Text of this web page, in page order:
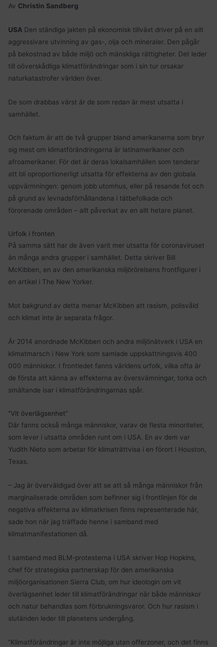
Av Christin Sandberg
USA Den ständiga jakten på ekonomisk tillväxt driver på en allt
aggressivare utvinning av gas-, olja och mineraler. Den pågår
på bekostnad av både miljö och mänskliga rättigheter. Det leder
till oöverskådliga klimatförändringar som i sin tur orsakar
naturkatastrofer världen över.
De som drabbas värst är de som redan är mest utsatta i
samhället.
Och faktum är att de två grupper bland amerikanerna som bryr
sig mest om klimatförändringarna är latinamerikaner och
afroamerikaner. För det är deras lokalsamhällen som tenderar
att bli oproportionerligt utsatta för effekterna av den globala
uppvärmningen: genom jobb utomhus, eller på resande fot och
på grund av levnadsförhållandena i tätbefolkade och
förorenade områden – allt påverkat av en allt hetare planet.
Urfolk i fronten
På samma sätt har de även varit mer utsatta för coronaviruset
än många andra grupper i samhället. Detta skriver Bill
McKibben, en av den amerikanska miljörörelsens frontfigurer i
en artikel i The New Yorker.
Mot bakgrund av detta menar McKibben att rasism, polisvåld
och klimat inte är separata frågor.
År 2014 anordnade McKibben och andra miljönätverk i USA en
klimatmarsch i New York som samlade uppskattningsvis 400
000 människor. I frontledet fanns världens urfolk, vilka ofta är
de första att känna av effekterna av översvämningar, torka och
smältande isar i klimatförändringarnas spår.
”Vit överlägsenhet”
Där fanns också många människor, varav de flesta minoriteter,
som lever i utsatta områden runt om i USA. En av dem var
Yudith Nieto som arbetar för klimaträttvisa i en förort i Houston,
Texas.
– Jag är överväldigad över att se att så många människor från
marginaliserade områden som befinner sig i frontlinjen för de
negativa effekterna av klimatkrisen finns representerade här,
sade hon när jag träffade henne i samband med
klimatmanifestationen då.
I samband med BLM-protesterna i USA skriver Hop Hopkins,
chef för strategiska partnerskap för den amerikanska
miljöorganisationen Sierra Club, om hur ideologin om vit
överlägsenhet leder till klimatförändringar när både människor
och natur behandlas som förbrukningsvaror. Och hur rasism i
slutänden leder till planetens undergång.
”Klimatförändringar är inte möjliga utan offerzoner, och det finns